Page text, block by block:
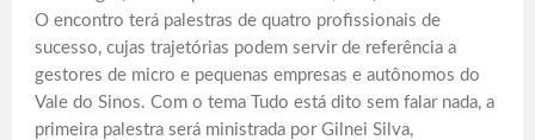
O encontro terá palestras de quatro profissionais de
sucesso, cujas trajetórias podem servir de referência a
gestores de micro e pequenas empresas e autônomos do
Vale do Sinos. Com o tema Tudo está dito sem falar nada, a
primeira palestra será ministrada por Gilnei Silva,